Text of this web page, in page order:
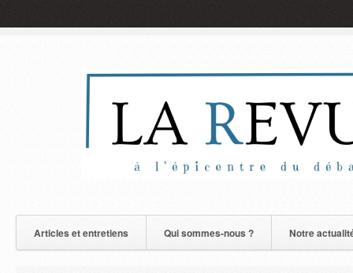
Articles et entretiens Qui sommes-nous ? Notre